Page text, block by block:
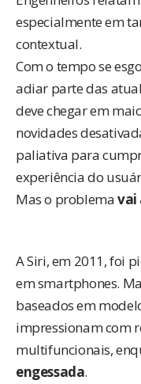
especialmente em
contextual.
Com o tempo se
adiar parte das
deve chegar em
novidades
paliativa para
experiência do
Mas o problemavai
A Siri, em 2011, foi
em smartphones.
baseados em
impressionam com
multifuncionais,
engessada.